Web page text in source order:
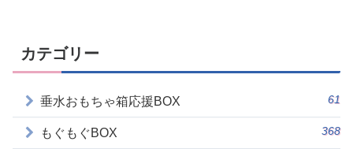
カテゴリー
垂水おもちゃ箱応援BOX 61
もぐもぐBOX 368